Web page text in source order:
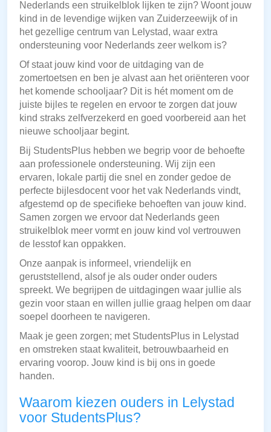
Nederlands een struikelblok lijken te zijn? Woont jouw
kind in de levendige wijken van Zuiderzeewijk of in
het gezellige centrum van Lelystad, waar extra
ondersteuning voor Nederlands zeer welkom is?
Of staat jouw kind voor de uitdaging van de
zomertoetsen en ben je alvast aan het oriënteren voor
het komende schooljaar? Dit is hét moment om de
juiste bijles te regelen en ervoor te zorgen dat jouw
kind straks zelfverzekerd en goed voorbereid aan het
nieuwe schooljaar begint.
Bij StudentsPlus hebben we begrip voor de behoefte
aan professionele ondersteuning. Wij zijn een
ervaren, lokale partij die snel en zonder gedoe de
perfecte bijlesdocent voor het vak Nederlands vindt,
afgestemd op de specifieke behoeften van jouw kind.
Samen zorgen we ervoor dat Nederlands geen
struikelblok meer vormt en jouw kind vol vertrouwen
de lesstof kan oppakken.
Onze aanpak is informeel, vriendelijk en
geruststellend, alsof je als ouder onder ouders
spreekt. We begrijpen de uitdagingen waar jullie als
gezin voor staan en willen jullie graag helpen om daar
soepel doorheen te navigeren.
Maak je geen zorgen; met StudentsPlus in Lelystad
en omstreken staat kwaliteit, betrouwbaarheid en
ervaring voorop. Jouw kind is bij ons in goede
handen.
Waarom kiezen ouders in Lelystad
voor StudentsPlus?